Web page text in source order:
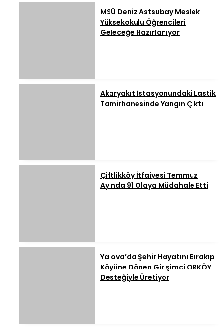
MSÜ Deniz Astsubay Meslek
Yüksekokulu Öğrencileri
Geleceğe Hazırlanıyor
Akaryakıt İstasyonundaki Lastik
Tamirhanesinde Yangın Çıktı
Çiftlikköy İtfaiyesi Temmuz
Ayında 91 Olaya Müdahale Etti
Yalova’da Şehir Hayatını Bırakıp
Köyüne Dönen Girişimci ORKÖY
Desteğiyle Üretiyor